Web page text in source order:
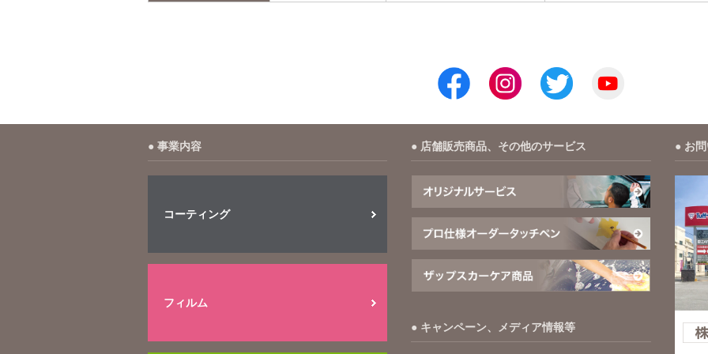
お
事業内容
コーティング
フィルム
店舗販売商品、その他のサービス
キャンペーン、メディア情報等